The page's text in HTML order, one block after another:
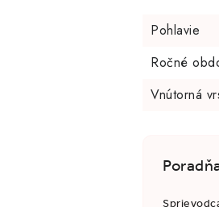
Pohlavie
Ročné
Vnútorná